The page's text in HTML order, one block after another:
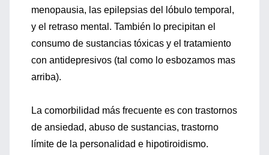
menopausia, las epilepsias del lóbulo temporal,
y el retraso mental. También lo precipitan el
consumo de sustancias tóxicas y el tratamiento
con antidepresivos (tal como lo esbozamos mas
arriba).
La comorbilidad más frecuente es con trastornos
de ansiedad, abuso de sustancias, trastorno
límite de la personalidad e hipotiroidismo.